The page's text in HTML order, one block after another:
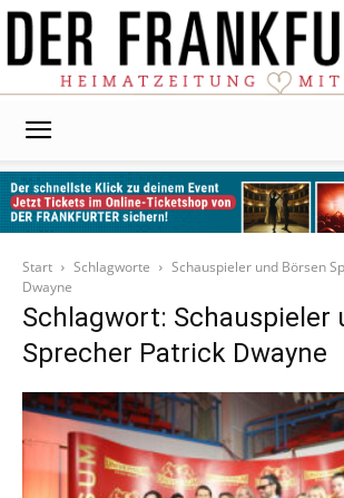
Start
Schlagworte
Schauspieler und Börsen
Dwayne
Schlagwort: Schauspieler
Sprecher Patrick Dwayne